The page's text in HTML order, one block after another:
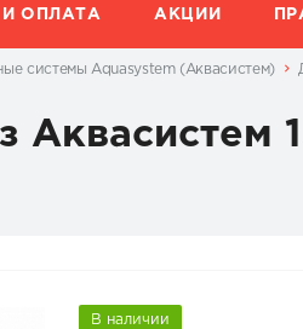
ОПЛАТА АКЦИИ
системы Aquasystem (Аквасистем)
В наличии